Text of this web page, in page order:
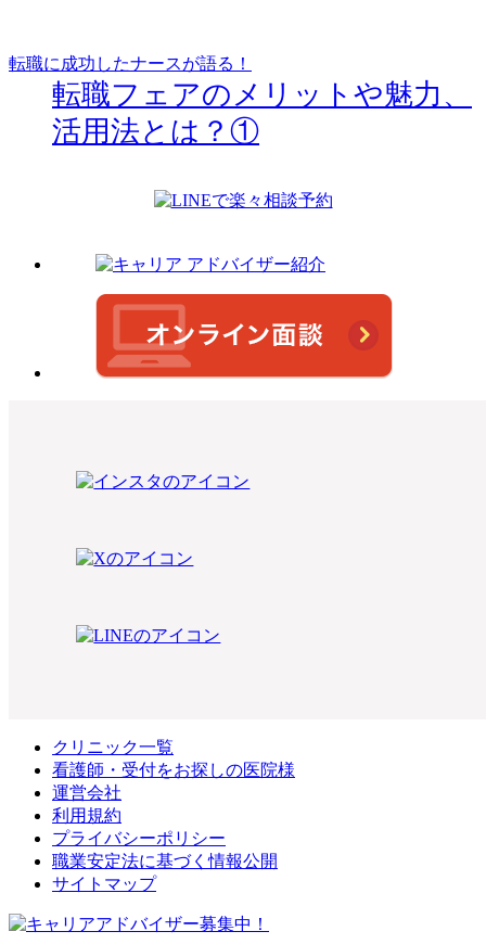
転職に成功したナースが語る！
転職フェアのメリットや魅力、
活用法とは？①
クリニック一覧
看護師・受付をお探しの医院様
運営会社
利用規約
プライバシーポリシー
職業安定法に基づく情報公開
サイトマップ